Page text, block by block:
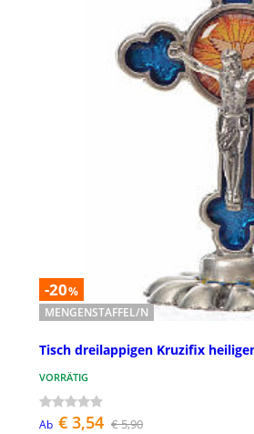
-20%
MENGENSTAFFEL/N
Tisch dreilappigen Kruzifix
VORRÄTIG
Ab € 3,54 € 5,90